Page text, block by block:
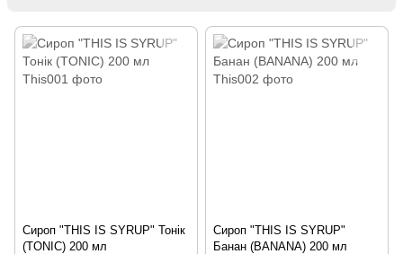
Сироп "THIS IS SYRUP" Тонік
(TONIC) 200 мл
Сироп "THIS IS SYRUP"
Банан (BANANA) 200 мл